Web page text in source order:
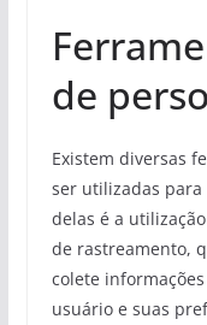
de
Existem diversas
ser utilizadas
delas é a
de rastreamento,
colete
usuário e suas